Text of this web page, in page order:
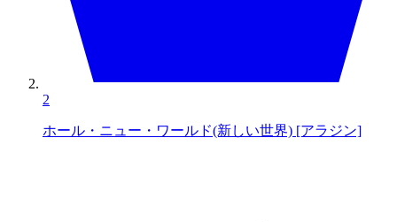
2
ホール・ニュー・ワールド(新しい世界) [アラジン]